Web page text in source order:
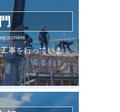
事を行っていま